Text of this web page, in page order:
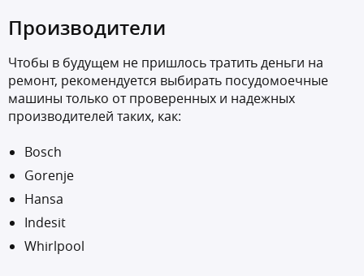
Производители
Чтобы в будущем не пришлось тратить деньги на
ремонт, рекомендуется выбирать посудомоечные
машины только от проверенных и надежных
производителей таких, как:
Bosch
Gorenje
Hansa
Indesit
Whirlpool